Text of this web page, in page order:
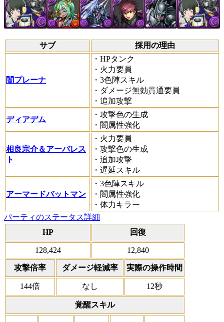
サブ 採用の理由
闇プレーナ
・HPタンク
・火力要員
・3色陣スキル
・ダメージ無効貫通要員
・追加攻撃
ディアデム
・攻撃色の生成
・闇属性強化
相良宗介＆アーバレス
ト
・火力要員
・攻撃色の生成
・追加攻撃
・遅延スキル
アーマードバットマン
・3色陣スキル
・闇属性強化
・体力キラー
パーティのステータス詳細
HP
回復
128,424 12,840
攻撃倍率 ダメージ軽減率 実際の操作時間
144倍 なし 12秒
覚醒スキル